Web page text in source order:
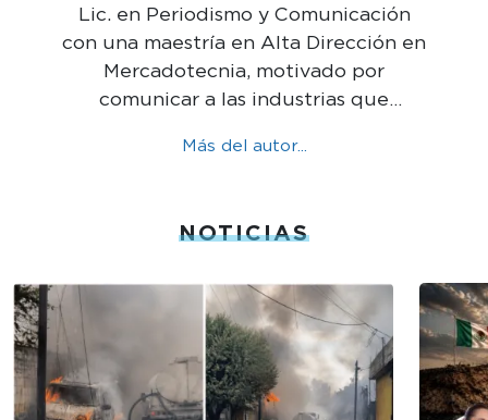
Lic. en Periodismo y Comunicación
con una maestría en Alta Dirección en
Mercadotecnia, motivado por
comunicar a las industrias que
Más del autor...
NOTICIAS